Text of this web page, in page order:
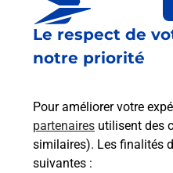
Le respect de
notre priorité
Pour améliorer votre
partenaires utilisent des
similaires). Les finalités
suivantes :
Est-il possible
emballage
Comment
modification de